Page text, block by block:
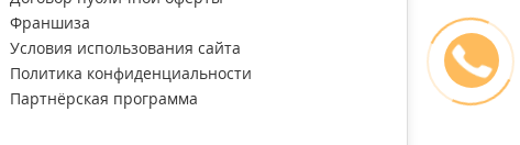
Франшиза
Условия использования сайта
Политика конфиденциальности
Партнёрская программа